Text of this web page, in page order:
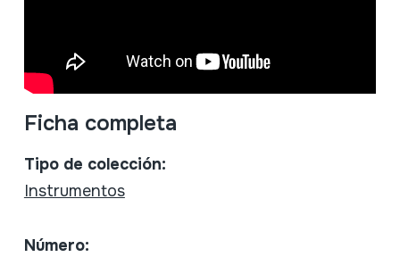
Ficha completa
Tipo de colección:
Instrumentos
Número: